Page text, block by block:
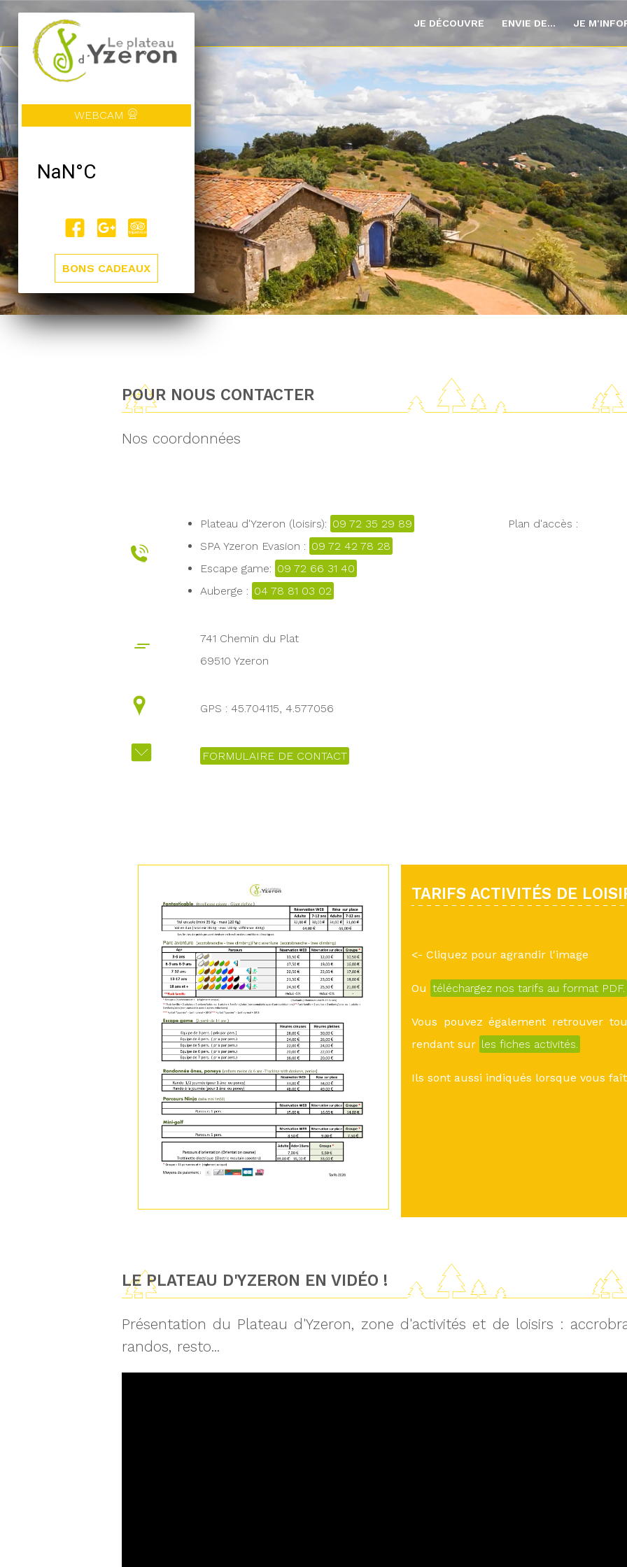
WEBCAM
BONS CADEAUX
JE DÉCOUVRE ENVIE DE... JE
POUR NOUS CONTACTER
Nos coordonnées
Plateau d'Yzeron (loisirs): 09 72 35 29 89
SPA Yzeron Evasion : 09 72 42 78 28
Escape game: 09 72 66 31 40
Auberge : 04 78 81 03 02
Plan d'accès :
741 Chemin du Plat
69510 Yzeron
GPS : 45.704115, 4.577056
FORMULAIRE DE CONTACT
TARIFS ACTIVITÉS DE
<- Cliquez pour agrandir l'image
Ou téléchargez nos tarifs au format PDF.
Vous pouvez également retrouver
rendant sur les fiches activités.
Ils sont aussi indiqués lorsque vous
LE PLATEAU D'YZERON EN VIDÉO !
Présentation du Plateau d'Yzeron, zone d'activités et de loisirs :
randos, resto...